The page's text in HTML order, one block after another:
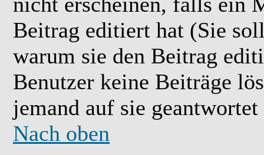
Beitrag editiert hat (Sie
warum sie den Beitrag
Benutzer keine Beiträge
jemand auf sie geantwortet
Nach oben